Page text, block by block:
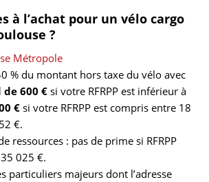
à l’achat pour un vélo cargo
?
Métropole
% du montant hors taxe du vélo avec
600 € si votre RFRPP est inférieur à
€si votre RFRPP est compris entre 18
€.
ressources : pas de prime si RFRPP
025 €.
particuliers majeurs dont l’adresse